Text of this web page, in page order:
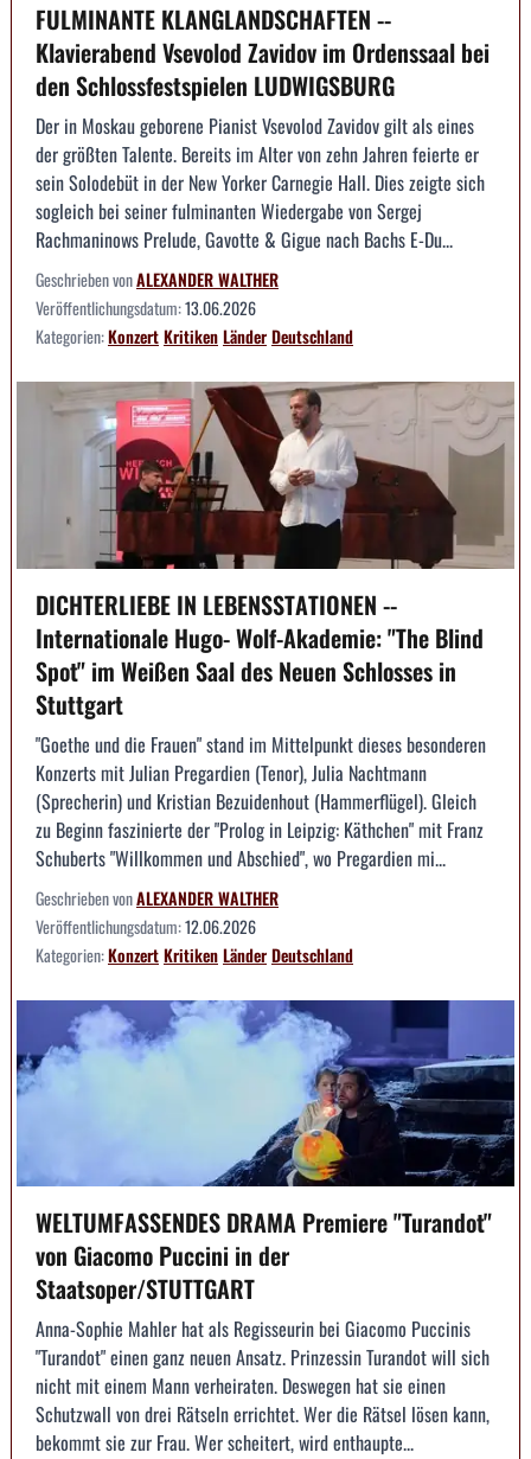
FULMINANTE KLANGLANDSCHAFTEN --
Klavierabend Vsevolod Zavidov im Ordenssaal bei
den Schlossfestspielen LUDWIGSBURG
Der in Moskau geborene Pianist Vsevolod Zavidov gilt als eines
der größten Talente. Bereits im Alter von zehn Jahren feierte er
sein Solodebüt in der New Yorker Carnegie Hall. Dies zeigte sich
sogleich bei seiner fulminanten Wiedergabe von Sergej
Rachmaninows Prelude, Gavotte & Gigue nach Bachs E-Du...
Geschrieben vonALEXANDER WALTHER
Veröffentlichungsdatum:13.06.2026
Kategorien:KonzertKritikenLänderDeutschland
DICHTERLIEBE IN LEBENSSTATIONEN --
Internationale Hugo- Wolf-Akademie: "The Blind
Spot" im Weißen Saal des Neuen Schlosses in
Stuttgart
"Goethe und die Frauen" stand im Mittelpunkt dieses besonderen
Konzerts mit Julian Pregardien (Tenor), Julia Nachtmann
(Sprecherin) und Kristian Bezuidenhout (Hammerflügel). Gleich
zu Beginn faszinierte der "Prolog in Leipzig: Käthchen" mit Franz
Schuberts "Willkommen und Abschied", wo Pregardien mi...
Geschrieben vonALEXANDER WALTHER
Veröffentlichungsdatum:12.06.2026
Kategorien:KonzertKritikenLänderDeutschland
WELTUMFASSENDES DRAMA Premiere "Turandot"
von Giacomo Puccini in der
Staatsoper/STUTTGART
Anna-Sophie Mahler hat als Regisseurin bei Giacomo Puccinis
"Turandot" einen ganz neuen Ansatz. Prinzessin Turandot will sich
nicht mit einem Mann verheiraten. Deswegen hat sie einen
Schutzwall von drei Rätseln errichtet. Wer die Rätsel lösen kann,
bekommt sie zur Frau. Wer scheitert, wird enthaupte...